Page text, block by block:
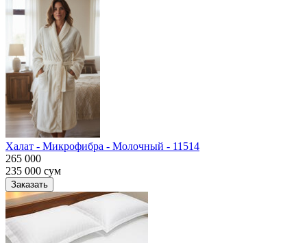
Халат - Микрофибра - Молочный - 11514
265 000
235 000 сум
Заказать